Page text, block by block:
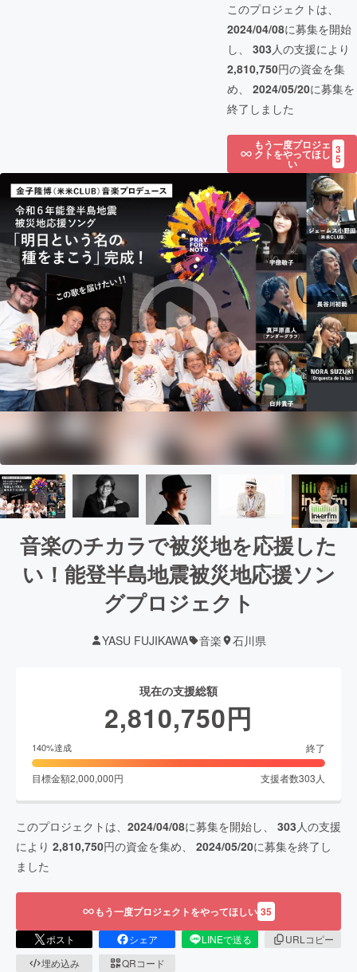
このプロジェクトは、
2024/04/08に募集を開始
し、 303人の支援により
2,810,750円の資金を集
め、 2024/05/20に募集を
終了しました
もう一度プロジェ
クトをやってほし
い
3
5
音楽のチカラで被災地を応援した
い！能登半島地震被災地応援ソン
グプロジェクト
YASU FUJIKAWA 音楽 石川県
現在の支援総額
2,810,750円
140%達成 終了
目標金額2,000,000円 支援者数303 人
このプロジェクトは、 2024/04/08に募集を開始し、 303 人の支援
により 2,810,750円の資金を集め、 2024/05/20に募集を終了し
ました
もう一度プロジェクトをやってほしい 35
ポスト シェア LINEで送る
URLコピー
埋め込み
QRコード